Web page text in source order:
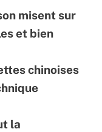
misent sur
et bien
chinoises
la